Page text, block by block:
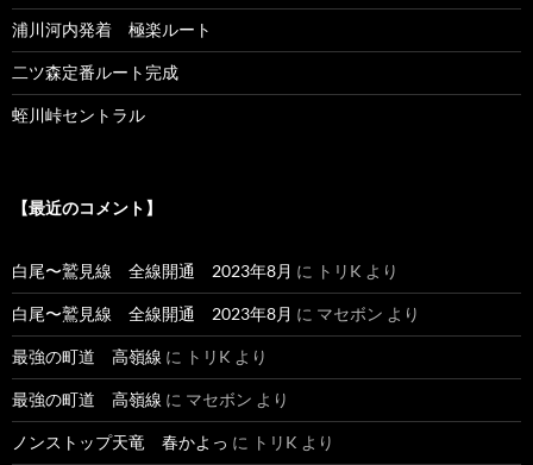
浦川河内発着 極楽ルート
二ツ森定番ルート完成
蛭川峠セントラル
【最近のコメント】
白尾〜鷲見線 全線開通 2023年8月 に トリK より
白尾〜鷲見線 全線開通 2023年8月 に マセボン より
最強の町道 高嶺線 に トリK より
最強の町道 高嶺線 に マセボン より
ノンストップ天竜 春かよっ に トリK より